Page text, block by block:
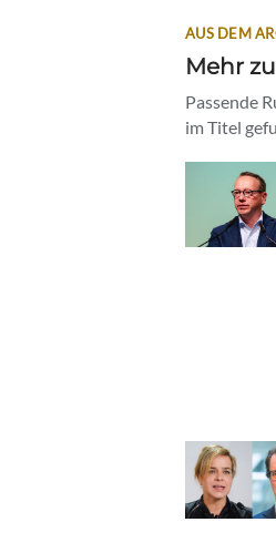
AUS DEM
Mehr
Passende
im Titel